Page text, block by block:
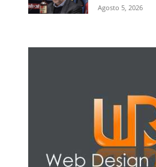
Agosto 5, 2026